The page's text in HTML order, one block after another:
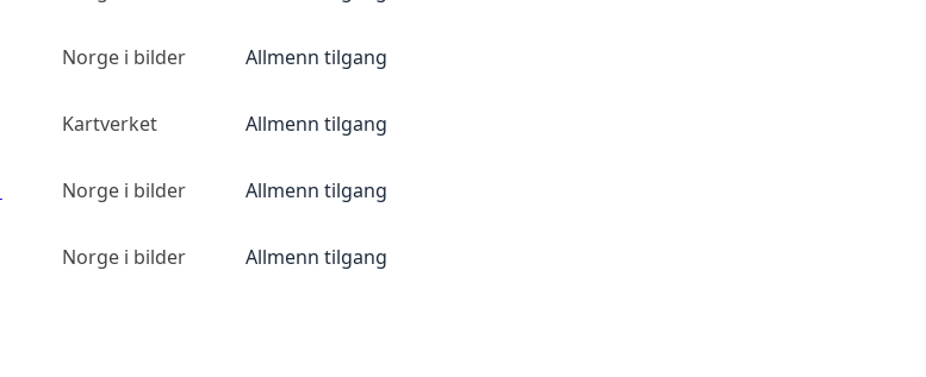
Norge i bilder Allmenn tilgang
Kartverket Allmenn tilgang
Norge i bilder Allmenn tilgang
Norge i bilder Allmenn tilgang